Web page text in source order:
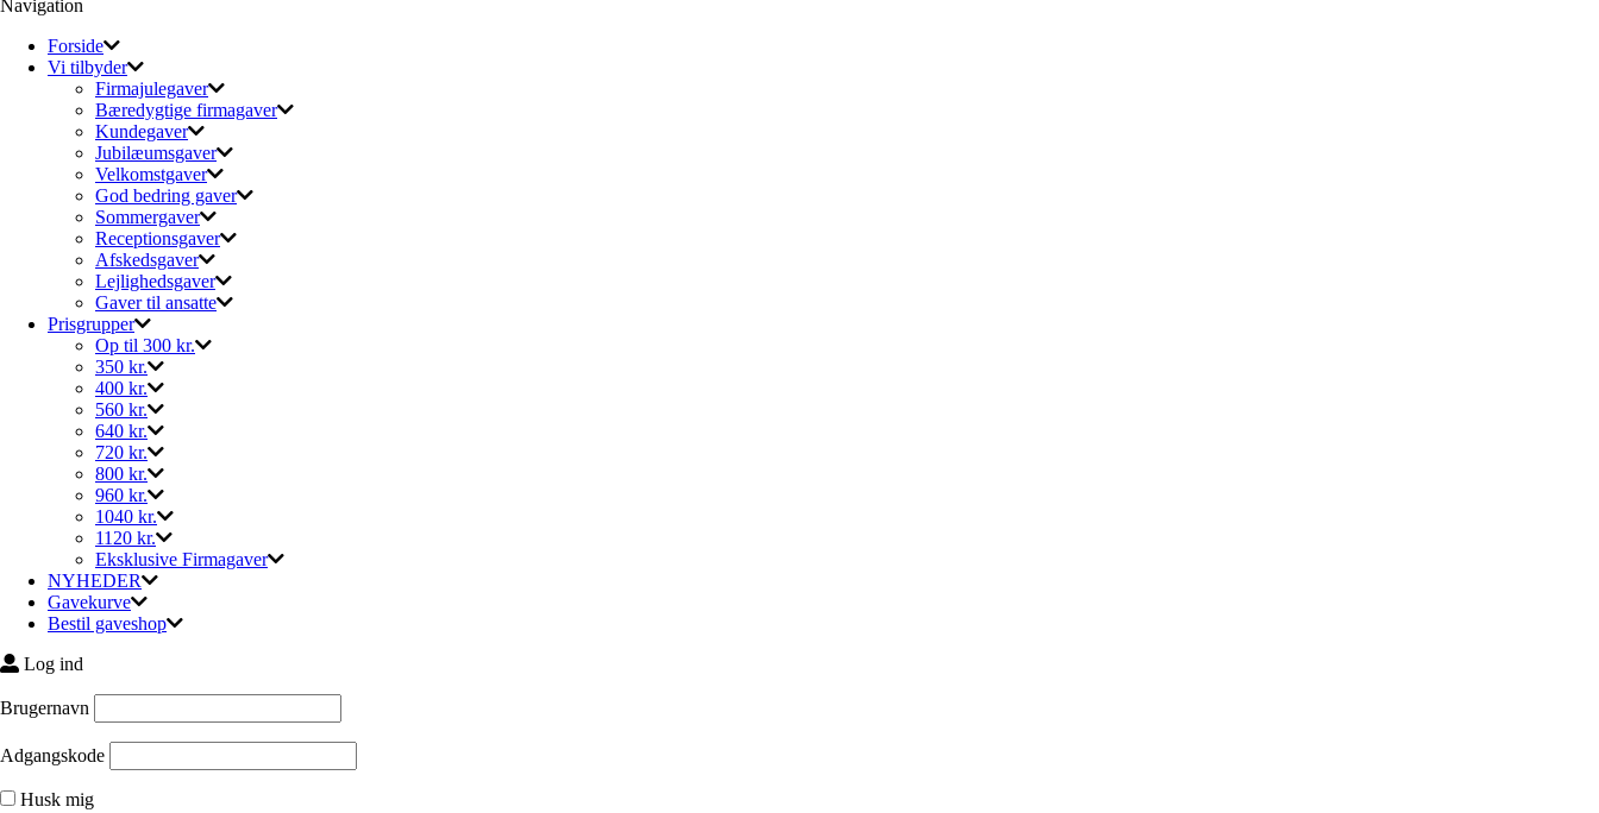
Navigation
Forside
Vi tilbyder
Firmajulegaver
Bæredygtige firmagaver
Kundegaver
Jubilæumsgaver
Velkomstgaver
God bedring gaver
Sommergaver
Receptionsgaver
Afskedsgaver
Lejlighedsgaver
Gaver til ansatte
Prisgrupper
Op til 300 kr.
350 kr.
400 kr.
560 kr.
640 kr.
720 kr.
800 kr.
960 kr.
1040 kr.
1120 kr.
Eksklusive Firmagaver
NYHEDER
Gavekurve
Bestil gaveshop
Log ind
Brugernavn
Adgangskode
Husk mig